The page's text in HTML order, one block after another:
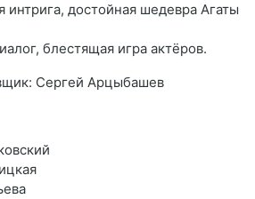
интрига, достойная шедевра Агаты
блестящая игра актёров.
Сергей Арцыбашев